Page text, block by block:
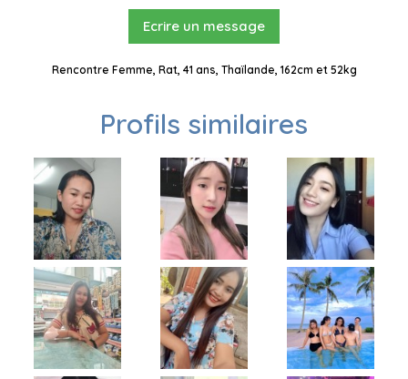
Ecrire un message
Rencontre Femme, Rat, 41 ans, Thaïlande, 162cm et 52kg
Profils similaires